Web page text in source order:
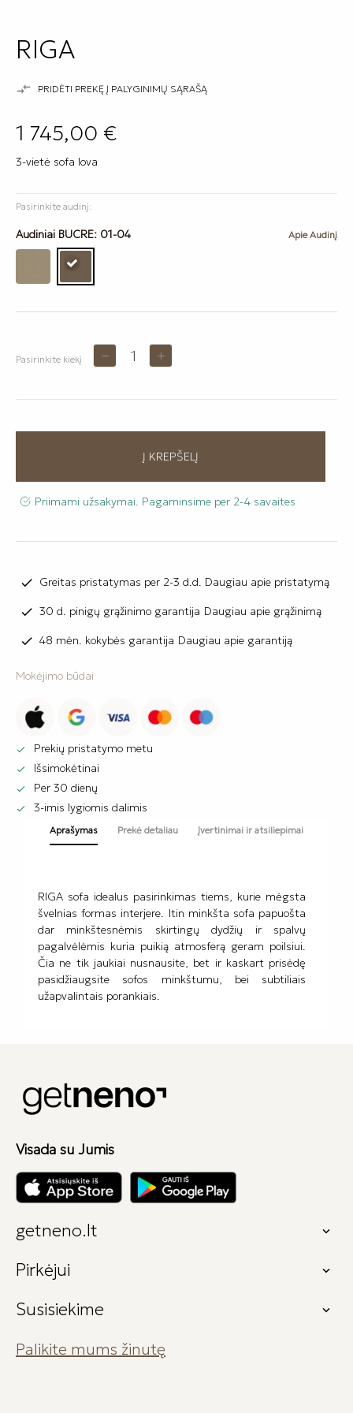
RIGA
 PRIDĖTI PREKĘ Į PALYGINIMŲ SĄRAŠĄ
1 745,00 €
3-vietė sofa lova
Pasirinkite audinį:
Audiniai BUCRE: 01-04 Apie Audinį
Pasirinkite kiekį
Į KREPŠELĮ
Priimami užsakymai. Pagaminsime per 2-4 savaites
 Greitas pristatymas per 2-3 d.d. Daugiau apie pristatymą
 30 d. pinigų grąžinimo garantija Daugiau apie grąžinimą
 48 mėn. kokybės garantija Daugiau apie garantiją
Mokėjimo būdai
 Prekių pristatymo metu
 Išsimokėtinai
 Per 30 dienų
 3-imis lygiomis dalimis
Aprašymas Prekė detaliau Įvertinimai ir atsiliepimai
RIGA sofa idealus pasirinkimas tiems, kurie mėgsta
švelnias formas interjere. Itin minkšta sofa papuošta
dar minkštesnėmis skirtingų dydžių ir spalvų
pagalvėlėmis kuria puikią atmosferą geram poilsiui.
Čia ne tik jaukiai nusnausite, bet ir kaskart prisėdę
pasidžiaugsite sofos minkštumu, bei subtiliais
užapvalintais porankiais.
Visada su Jumis
getneno.lt 
Pirkėjui 
Susisiekime 
Palikite mums žinutę